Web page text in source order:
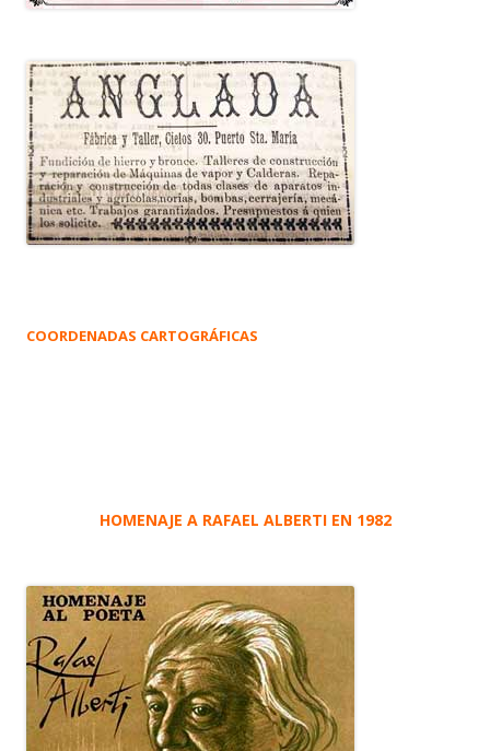
COORDENADAS CARTOGRÁFICAS
HOMENAJE A RAFAEL ALBERTI EN 1982